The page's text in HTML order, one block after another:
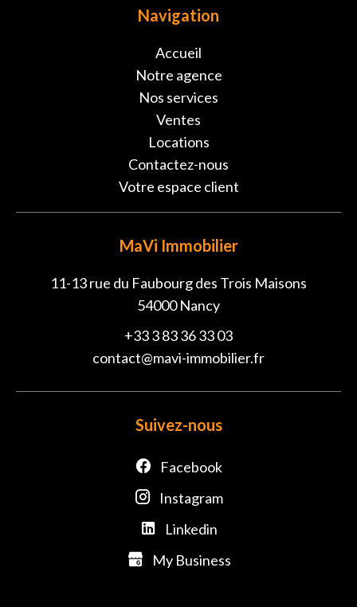
Navigation
Accueil
Notre agence
Nos services
Ventes
Locations
Contactez-nous
Votre espace client
MaVi Immobilier
11-13 rue du Faubourg des Trois Maisons
54000Nancy
+33 3 83 36 33 03
contact@mavi-immobilier.fr
Suivez-nous
Facebook
Instagram
Linkedin
My Business